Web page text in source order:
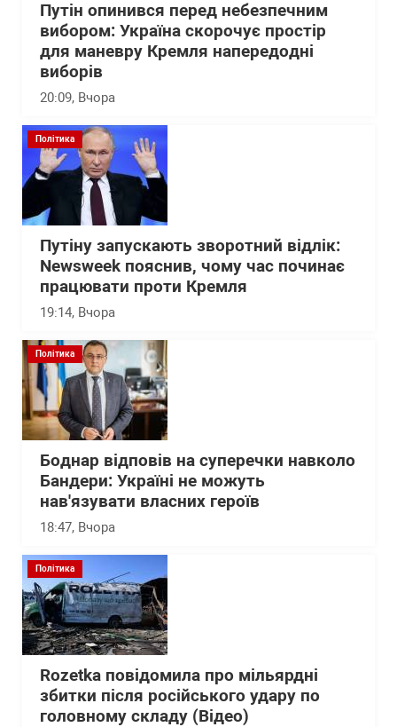
Путін опинився перед небезпечним
вибором: Україна скорочує простір
для маневру Кремля напередодні
виборів
20:09, Вчора
Політика
Путіну запускають зворотний відлік:
Newsweek пояснив, чому час починає
працювати проти Кремля
19:14, Вчора
Політика
Боднар відповів на суперечки навколо
Бандери: Україні не можуть
нав'язувати власних героїв
18:47, Вчора
Політика
Rozetka повідомила про мільярдні
збитки після російського удару по
головному складу (Відео)